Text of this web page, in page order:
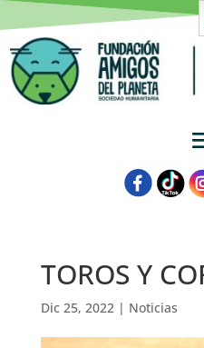
TOROS Y
Dic 25, 2022| Noticias